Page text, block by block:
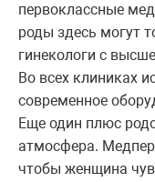
первоклассные
роды здесь могут
гинекологи с
Во всех клиниках
современное
Еще один плюс
атмосфера.
чтобы женщина